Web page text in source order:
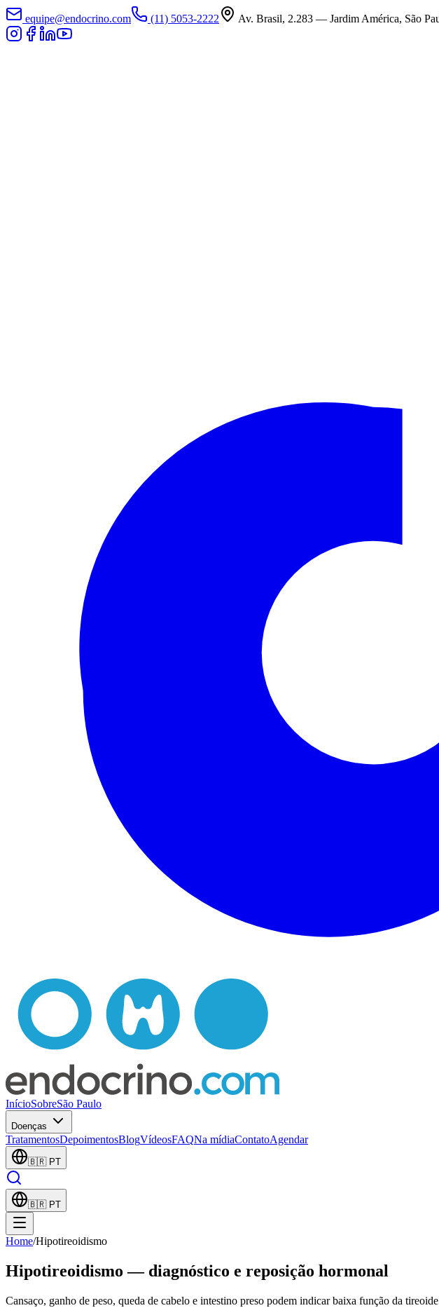
equipe@endocrino.com (11) 5053-2222 Av. Brasil, 2.283 — Jardim América, São
InícioSobreSão Paulo
Doenças
TratamentosDepoimentosBlogVídeosFAQNa mídiaContatoAgendar
🇧🇷 PT
🇧🇷 PT
Home/Hipotireoidismo
Hipotireoidismo — diagnóstico e reposição hormonal
Cansaço, ganho de peso, queda de cabelo e intestino preso podem indicar baixa função da